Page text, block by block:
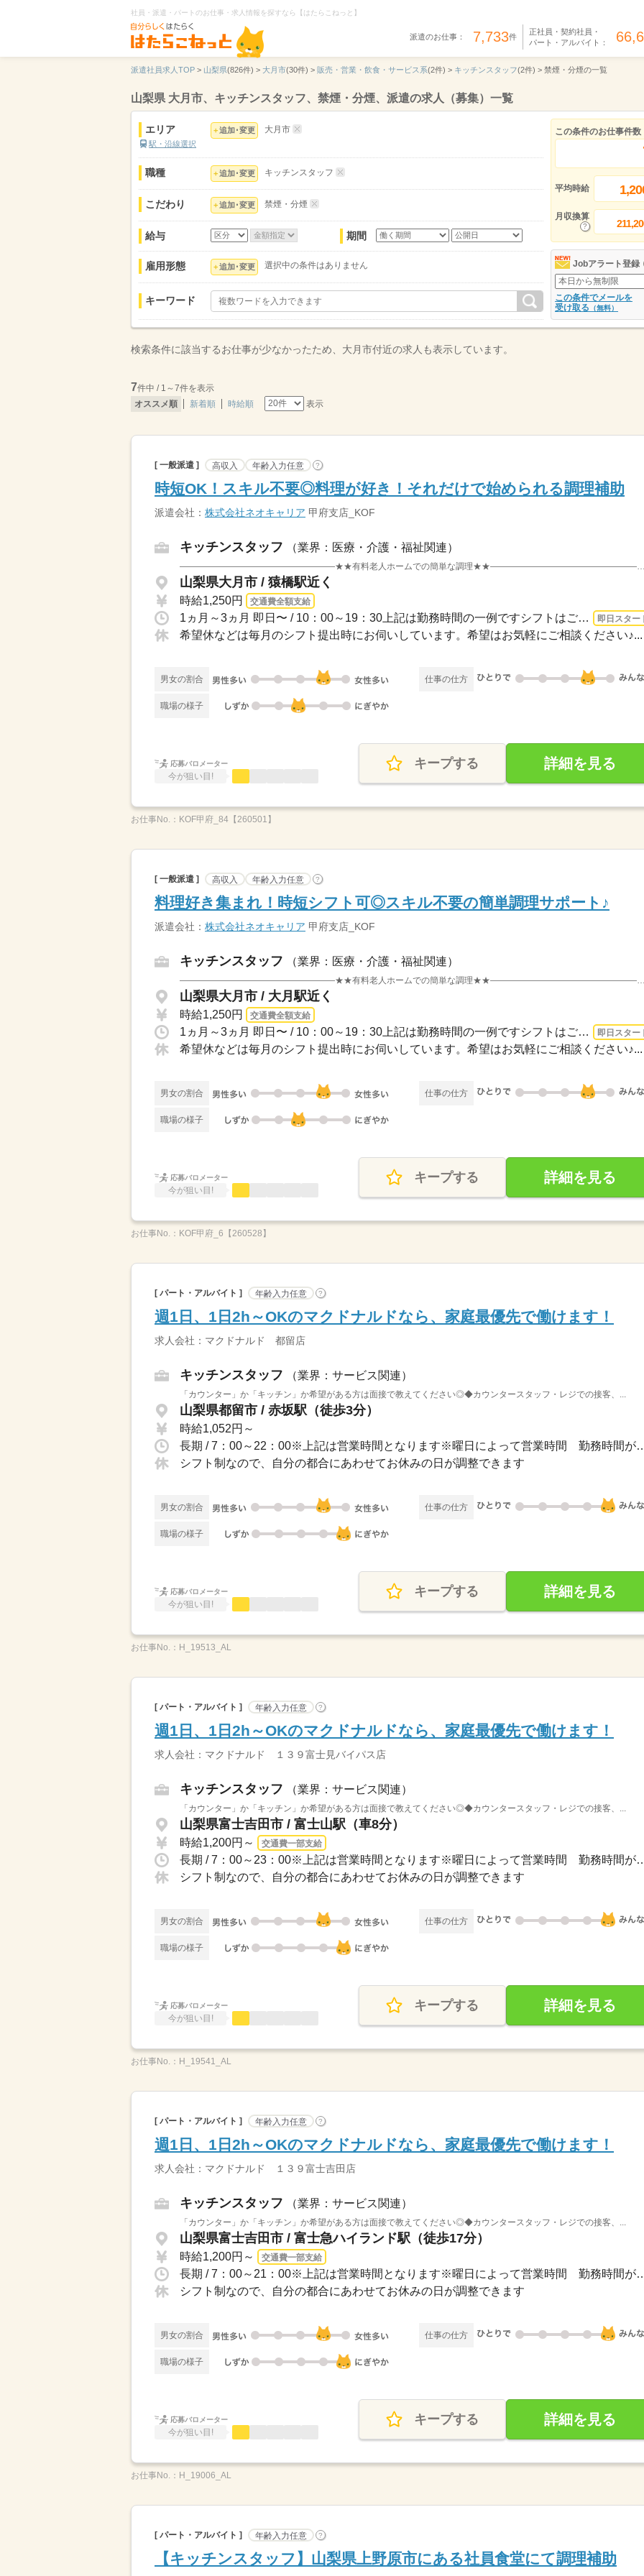
社員・派遣・パートのお仕事・求人情報を探すなら【はたらこねっと】
派遣のお仕事： 7,733件
正社員・契約社員・
パート・アルバイト：
派遣社員求人TOP > 山梨県(826件) > 大月市(30件) > 販売・営業・飲食・サービス系(2件) > キッチンスタッフ(2件) > 禁煙・分煙の一覧
山梨県 大月市、キッチンスタッフ、禁煙・分煙、派遣の求人（募集）一覧
エリア
駅・沿線選択
追加･変更 大月市
職種 追加･変更 キッチンスタッフ
こだわり 追加･変更 禁煙・分煙
給与 期間
雇用形態 追加･変更 選択中の条件はありません
キーワード
この条件のお仕事件数
平均時給
月収換算
Jobアラート登録
この条件でメールを
受け取る （無料）
検索条件に該当するお仕事が少なかったため、大月市付近の求人も表示しています。
7件中 / 1～7件を表示
オススメ順
新着順 時給順 表示
[ 一般派遣 ] 高収入 年齢入力任意 ?
時短OK！スキル不要◎料理が好き！それだけで始められる調理補助
派遣会社： 株式会社ネオキャリア 甲府支店_KOF
キッチンスタッフ （業界：医療・介護・福祉関連）
――――――――――――――――――★★有料老人ホームでの簡単な調理★★――――――――――――――――――◇ご利用者さまにお出しする 食事...
山梨県大月市 / 猿橋駅近く
時給1,250円 交通費全額支給
1ヵ月～3ヵ月 即日〜 / 10：00～19：30上記は勤務時間の一例ですシフトはご希望に合わ... 即日スター
希望休などは毎月のシフト提出時にお伺いしています。希望はお気軽にご相談ください♪...
男女の割合 仕事の仕方
職場の様子
応募バロメーター
今が狙い目!
キープする 詳細を見る
お仕事No.： KOF甲府_84【260501】
[ 一般派遣 ] 高収入 年齢入力任意 ?
料理好き集まれ！時短シフト可◎スキル不要の簡単調理サポート♪
派遣会社： 株式会社ネオキャリア 甲府支店_KOF
キッチンスタッフ （業界：医療・介護・福祉関連）
――――――――――――――――――★★有料老人ホームでの簡単な調理★★――――――――――――――――――◇ご利用者さまにお出しする 食事...
山梨県大月市 / 大月駅近く
時給1,250円 交通費全額支給
1ヵ月～3ヵ月 即日〜 / 10：00～19：30上記は勤務時間の一例ですシフトはご希望に合わ... 即日スター
希望休などは毎月のシフト提出時にお伺いしています。希望はお気軽にご相談ください♪...
男女の割合 仕事の仕方
職場の様子
応募バロメーター
今が狙い目!
キープする 詳細を見る
お仕事No.： KOF甲府_6【260528】
[ パート・アルバイト ] 年齢入力任意 ?
週1日、1日2h～OKのマクドナルドなら、家庭最優先で働けます！
求人会社：マクドナルド 都留店
キッチンスタッフ （業界：サービス関連）
「カウンター」か「キッチン」か希望がある方は面接で教えてください◎◆カウンタースタッフ・レジでの接客、...
山梨県都留市 / 赤坂駅（徒歩3分）
時給1,052円～
長期 / 7：00～22：00※上記は営業時間となりま
シフト制なので、自分の都合にあわせてお休みの日が調整できます
男女の割合 仕事の仕方
職場の様子
応募バロメーター
今が狙い目!
キープする 詳細を見る
お仕事No.： H_19513_AL
[ パート・アルバイト ] 年齢入力任意 ?
週1日、1日2h～OKのマクドナルドなら、家庭最優先で働けます！
求人会社：マクドナルド １３９富士見バイパス店
キッチンスタッフ （業界：サービス関連）
「カウンター」か「キッチン」か希望がある方は面接で教えてください◎◆カウンタースタッフ・レジでの接客、...
山梨県富士吉田市 / 富士山駅（車8分）
時給1,200円～ 交通費一部支給
長期 / 7：00～23：00※上記は営業時間となりま
シフト制なので、自分の都合にあわせてお休みの日が調整できます
男女の割合 仕事の仕方
職場の様子
応募バロメーター
今が狙い目!
キープする 詳細を見る
お仕事No.： H_19541_AL
[ パート・アルバイト ] 年齢入力任意 ?
週1日、1日2h～OKのマクドナルドなら、家庭最優先で働けます！
求人会社：マクドナルド １３９富士吉田店
キッチンスタッフ （業界：サービス関連）
「カウンター」か「キッチン」か希望がある方は面接で教えてください◎◆カウンタースタッフ・レジでの接客、...
山梨県富士吉田市 / 富士急ハイランド駅（徒歩17分）
時給1,200円～ 交通費一部支給
長期 / 7：00～21：00※上記は営業時間となりま
シフト制なので、自分の都合にあわせてお休みの日が調整できます
男女の割合 仕事の仕方
職場の様子
応募バロメーター
今が狙い目!
キープする 詳細を見る
お仕事No.： H_19006_AL
[ パート・アルバイト ] 年齢入力任意 ?
【キッチンスタッフ】山梨県上野原市にある社員食堂にて調理補助